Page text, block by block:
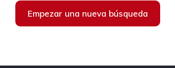
Empezar una nueva búsqueda